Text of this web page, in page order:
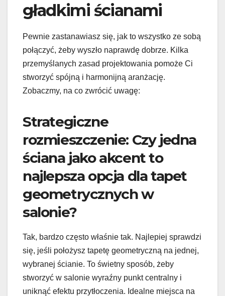
gładkimi ścianami
Pewnie zastanawiasz się, jak to wszystko ze sobą
połączyć, żeby wyszło naprawdę dobrze. Kilka
przemyślanych zasad projektowania pomoże Ci
stworzyć spójną i harmonijną aranżację.
Zobaczmy, na co zwrócić uwagę:
Strategiczne
rozmieszczenie: Czy jedna
ściana jako akcent to
najlepsza opcja dla tapet
geometrycznych w
salonie?
Tak, bardzo często właśnie tak. Najlepiej sprawdzi
się, jeśli położysz tapetę geometryczną na jednej,
wybranej ścianie. To świetny sposób, żeby
stworzyć w salonie wyraźny punkt centralny i
uniknąć efektu przytłoczenia. Idealne miejsca na